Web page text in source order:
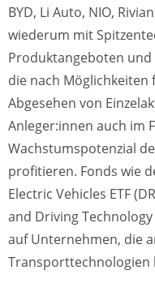
BYD, Li Auto, NIO,
wiederum mit
Produktangeboten
die nach Möglichkeiten
Abgesehen von
Anleger:innen auch im
Wachstumspotenzial
profitieren. Fonds wie
Electric Vehicles ETF
and Driving Technology
auf Unternehmen, die
Transporttechnologien